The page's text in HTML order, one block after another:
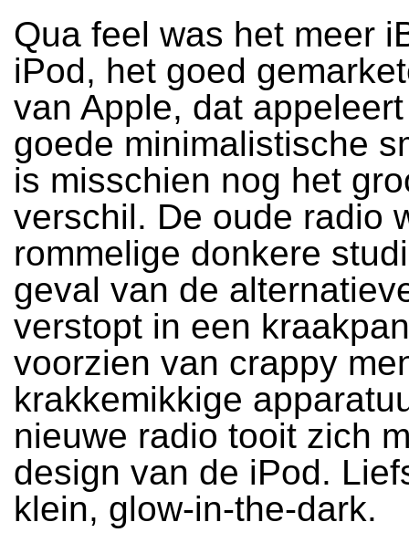
Qua feel was het meer
iPod, het goed
van Apple, dat
goede minimalistische
is misschien nog het
verschil. De oude radio
rommelige donkere
geval van de
verstopt in een
voorzien van crappy
krakkemikkige
nieuwe radio tooit zich
design van de iPod.
klein, glow-in-the-dark.